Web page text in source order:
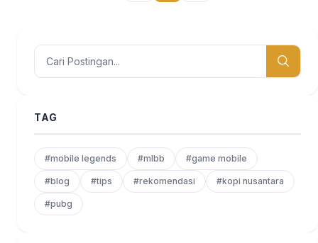
TAG
#mobile legends #mlbb #game mobile
#blog #tips #rekomendasi #kopi nusantara
#pubg